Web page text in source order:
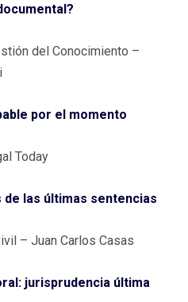
del Conocimiento –
por el momento
Today
las últimas sentencias
– Juan Carlos Casas
jurisprudencia última